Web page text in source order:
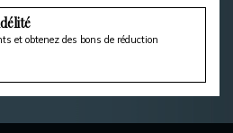
et obtenez des bons de réduction